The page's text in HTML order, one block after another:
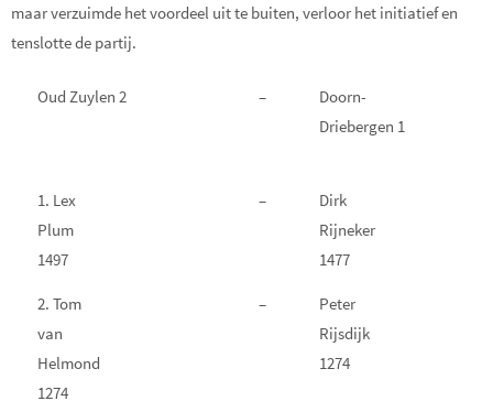
maar verzuimde het voordeel uit te buiten, verloor het initiatief en
tenslotte de partij.
Oud Zuylen 2 –
Doorn-
Driebergen 1
1. Lex
Plum
1497
–
Dirk
Rijneker
1477
2. Tom
van
Helmond
1274
–
Peter
Rijsdijk
1274